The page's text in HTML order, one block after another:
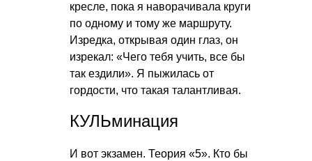
кресле, пока я наворачивала круги
по одному и тому же маршруту.
Изредка, открывая один глаз, он
изрекал: «Чего тебя учить, все бы
так ездили». Я пыжилась от
гордости, что такая талантливая.
КУЛЬминация
И вот экзамен. Теория «5». Кто бы